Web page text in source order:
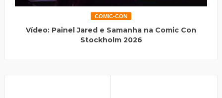
COMIC-CON
Vídeo: Painel Jared e Samanha na Comic Con
Stockholm 2026